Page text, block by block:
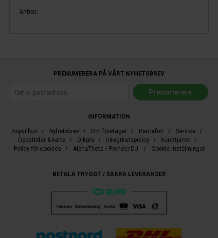
&nbsp;
PRENUMERERA PÅ VÅRT NYHETSBREV
INFORMATION
Köpvillkor / Nyhetsbrev / Om företaget / Räntefritt / Service /
Öppettider & karta / Djkurs / Integritetspolicy / Kundtjänst /
Policy för cookies / AlphaTheta / Pioneer DJ / Cookie-inställningar
BETALA TRYGGT / SÄKRA LEVERANSER